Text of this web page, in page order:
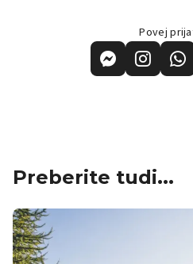
Povej
Preberite tudi...